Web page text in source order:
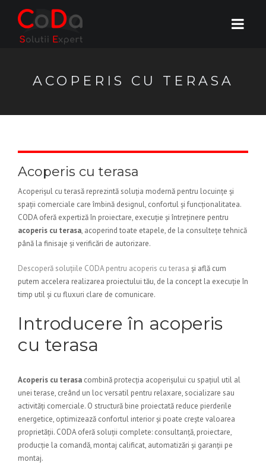
ACOPERIS CU TERASA
Acoperis cu terasa
Acoperișul cu terasă reprezintă soluția modernă pentru locuințe și
spații comerciale care îmbină designul, confortul și funcționalitatea.
CODA oferă expertiză în proiectare, execuție și întreținere pentru
acoperis cu terasa, acoperind toate etapele, de la consultețe tehnică
până la finisaje și verificări de autorizare.
Descoperă soluțiile CODA pentru acoperis cu terasa și află cum
putem accelera realizarea proiectului tău, de la concept la execuție în
timp util și cu fluxuri clare de comunicare.
Introducere în acoperis
cu terasa
Acoperis cu terasa combină protecția acoperișului cu spațiul util al
unei terase, creând un loc versatil pentru relaxare, socializare sau
activități comerciale. O structură bine proiectată reduce pierderile
energetice, optimizează confortul interior și poate crește valoarea
proprietății. CODA oferă soluții complete: consultanță, proiectare,
producție la comandă, montaj calificat, automatizări și garanții pe
montaj.